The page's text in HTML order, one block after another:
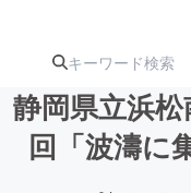
静岡県立浜
回「波濤に